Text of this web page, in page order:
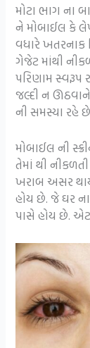
મોટા ભાગ ના
ને મોબાઈલ કે
વધારે ખતરનાક
ગેજેટ માંથી
પરિણામ
જલ્દી ન
ની સમસ્યા રહે
મોબાઈલ ની
તેમાં થી
ખરાબ અસર
હોય છે. જે ઘર
પાસે હોય છે.